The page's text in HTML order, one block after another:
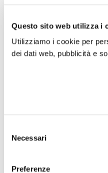
Questo sito web utilizza i
Utilizziamo i cookie per
dei dati web, pubblicità e
delNecessari
Preferenze